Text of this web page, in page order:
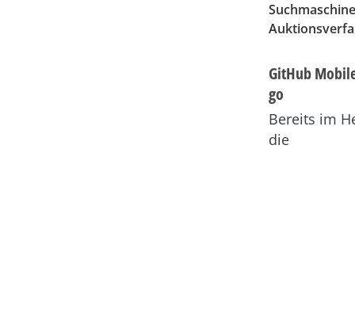
GitHub
go
Bereits im
die